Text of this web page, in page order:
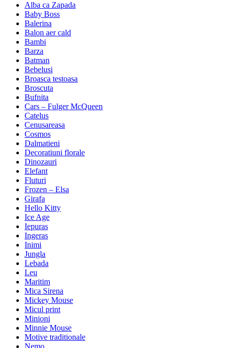
Alba ca Zapada
Baby Boss
Balerina
Balon aer cald
Bambi
Barza
Batman
Bebelusi
Broasca testoasa
Broscuta
Bufnita
Cars – Fulger McQueen
Catelus
Cenusareasa
Cosmos
Dalmatieni
Decoratiuni florale
Dinozauri
Elefant
Fluturi
Frozen – Elsa
Girafa
Hello Kitty
Ice Age
Iepuras
Ingeras
Inimi
Jungla
Lebada
Leu
Maritim
Mica Sirena
Mickey Mouse
Micul print
Minioni
Minnie Mouse
Motive traditionale